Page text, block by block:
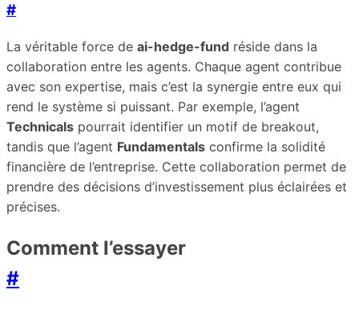
#
La véritable force de ai-hedge-fund réside dans la
collaboration entre les agents. Chaque agent contribue
avec son expertise, mais c’est la synergie entre eux qui
rend le système si puissant. Par exemple, l’agent
Technicals pourrait identifier un motif de breakout,
tandis que l’agent Fundamentals confirme la solidité
financière de l’entreprise. Cette collaboration permet de
prendre des décisions d’investissement plus éclairées et
précises.
Comment l’essayer
#